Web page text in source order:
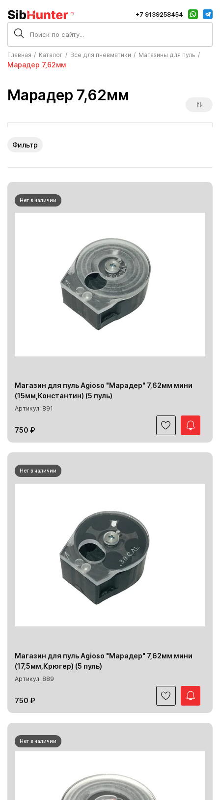
+7 9139258454
Главная Каталог Все для пневматики Магазины для пуль
Марадер 7,62мм
Марадер 7,62мм
Фильтр
Нет в наличии
Магазин для пуль Agioso "Марадер" 7,62мм мини
(15мм,Константин) (5 пуль)
Артикул: 891
750 ₽
Нет в наличии
Магазин для пуль Agioso "Марадер" 7,62мм мини
(17,5мм,Крюгер) (5 пуль)
Артикул: 889
750 ₽
Нет в наличии